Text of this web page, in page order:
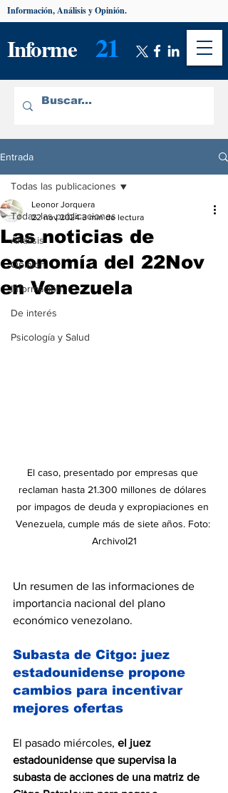
Informe 21
Información, Análisis y Opinión.
Entrada
Todas las publicaciones
Análisis
Opinión
Información
De interés
Psicología y Salud
Todas las publicaciones
Las noticias de
economía del 22Nov
en Venezuela
Leonor Jorquera
22 nov 2024 3 min de lectura
El caso, presentado por empresas que
reclaman hasta 21.300 millones de dólares
por impagos de deuda y expropiaciones en
Venezuela, cumple más de siete años. Foto:
ArchivoI21
Un resumen de las informaciones de
importancia nacional del plano
económico venezolano.
Subasta de Citgo: juez
estadounidense propone
cambios para incentivar
mejores ofertas
El pasado miércoles, el juez
estadounidense que supervisa la
subasta de acciones de una matriz de